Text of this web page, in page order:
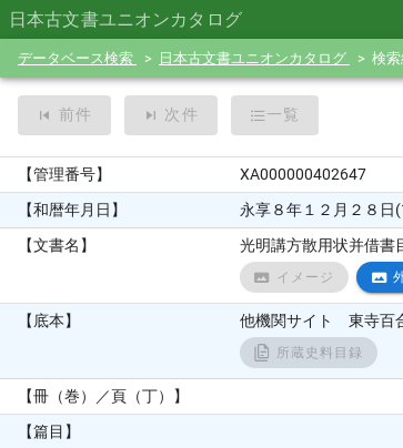
日本古文書ユニオンカタログ
データベース検索 日本古文書ユニオンカタログ 検
前件 次件 一覧
【管理番号】
XA000000402647
【和暦年月日】
永享８年１２月２８日
【文書名】
光明講方散用状并借書
イメージ
【底本】 他機関サイト 東寺百
所蔵史料目録
【冊（巻）／頁（丁）】
【篇目】